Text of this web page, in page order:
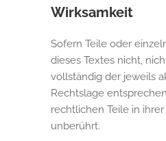
Wirksamkeit
Sofern Teile oder
dieses Textes nicht,
vollständig der jeweils
Rechtslage
rechtlichen Teile in
unberührt.